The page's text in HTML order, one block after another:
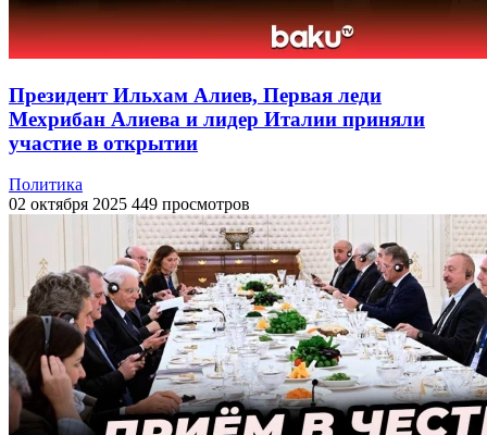
Президент Ильхам Алиев, Первая леди
Мехрибан Алиева и лидер Италии приняли
участие в открытии
Политика
02 октября 2025 449 просмотров